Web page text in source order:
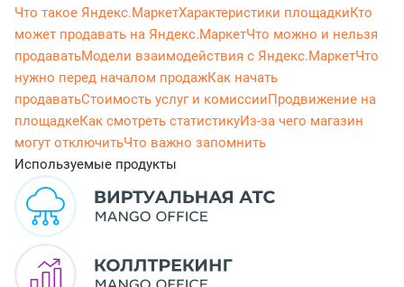
Что такое Яндекс.МаркетХарактеристики площадкиКто
может продавать на Яндекс.МаркетЧто можно и нельзя
продаватьМодели взаимодействия с Яндекс.МаркетЧто
нужно перед началом продажКак начать
продаватьСтоимость услуг и комиссииПродвижение на
площадкеКак смотреть статистикуИз-за чего магазин
могут отключитьЧто важно запомнить
Используемые продукты